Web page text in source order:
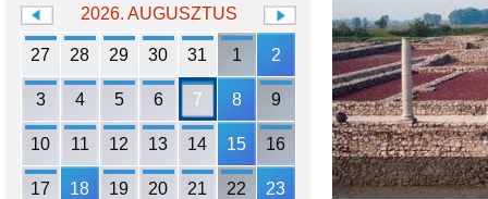
2026. AUGUSZTUS
27 28 29 30 31 1 2
3 4 5 6 7 8 9
10 11 12 13 14 15 16
17 18 19 20 21 22 23